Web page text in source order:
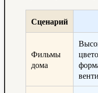
Сценарий
Фильмы
дома